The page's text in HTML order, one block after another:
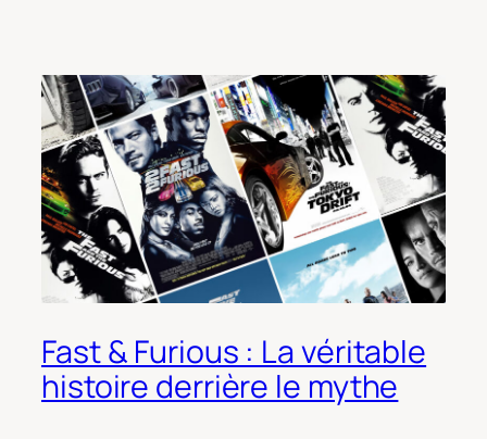
Fast & Furious : La véritable
histoire derrière le mythe